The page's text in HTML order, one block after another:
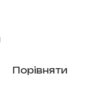
Порівняти